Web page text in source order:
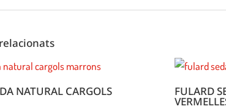
NATURAL CARGOLS FULARD